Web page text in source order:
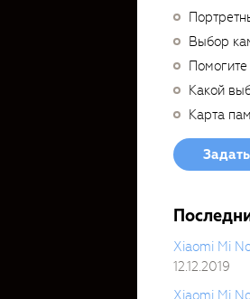
Выбор
Какой
Карта
Xiaomi Mi
12.12.2019
Xiaomi Mi